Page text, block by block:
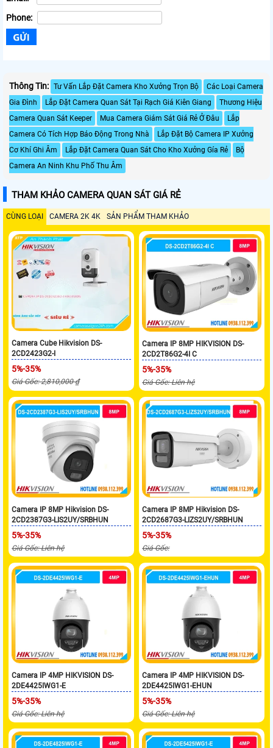
Phone:
Thông Tin: Tư Vấn Lắp Đặt Camera Kho Xưởng Trọn Bộ
Các Loại Camera
Gia Đình
Lắp Đặt Camera Quan Sát Tại Rạch Giá Kiên Giang
Thương Hiệu
Camera Quan Sát Keeper
Mua Camera Giám Sát Giá Rẻ Ở Đâu
Lắp
Camera Có Tích Hợp Báo Động Trong Nhà
Lắp Đặt Bộ Camera IP Xưởng
Cơ Khí Ghi Âm
Lắp Đặt Camera Quan Sát Cho Kho Xưởng Gía Rẻ
Bộ
Camera An Ninh Khu Phố Thu Âm
THAM KHẢO CAMERA QUAN SÁT GIÁ RẺ
CÙNG LOẠI CAMERA 2K 4K SẢN PHẨM THAM KHẢO
Camera Cube Hikvision DS-
2CD2423G2-I
5%-35%
Giá Gốc: 2,810,000 ₫
Camera IP 8MP HIKVISION DS-
2CD2T86G2-4I C
5%-35%
Giá Gốc: Liên hệ
Camera IP 8MP Hikvision DS-
2CD2387G3-LIS2UY/SRBHUN
5%-35%
Giá Gốc: Liên hệ
Camera IP 8MP Hikvision DS-
2CD2687G3-LIZS2UY/SRBHUN
5%-35%
Giá Gốc:
Camera IP 4MP HIKVISION DS-
2DE4425IWG1-E
5%-35%
Giá Gốc: Liên hệ
Camera IP 4MP HIKVISION DS-
2DE4425IWG1-EHUN
5%-35%
Giá Gốc: Liên hệ